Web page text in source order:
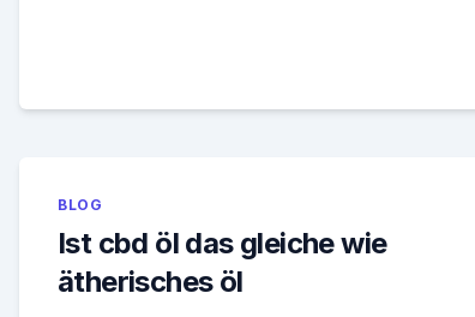
BLOG
Ist cbd öl das gleiche wie
ätherisches öl